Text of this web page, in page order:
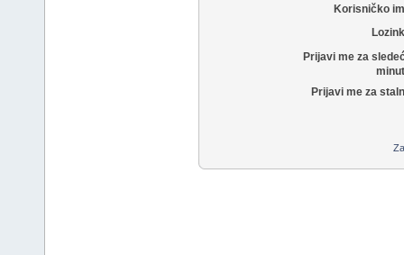
Korisničko
Prijavi me za
Prijavi me za